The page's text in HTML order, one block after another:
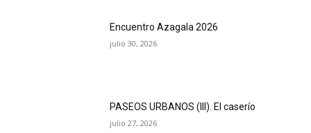
Encuentro Azagala 2026
julio 30, 2026
PASEOS URBANOS (III). El caserío
julio 27, 2026